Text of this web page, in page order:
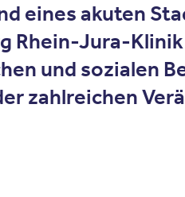
eines akuten
Rhein-Jura-
und sozialen
zahlreichen